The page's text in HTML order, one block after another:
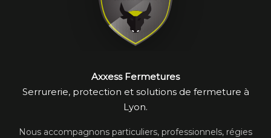
Axxess Fermetures
Serrurerie, protection et solutions de fermeture à
Lyon.
Nous accompagnons particuliers, professionnels, régies